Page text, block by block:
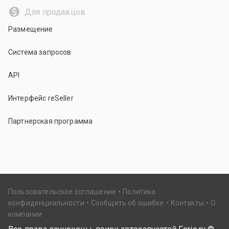
Для продавцов
Размещение
Система запросов
API
Интерфейс reSeller
Партнерская программа
Пользовательское соглашение
Политика
конфиденциальности
Сообщить об ошибке Контакты
О
компании